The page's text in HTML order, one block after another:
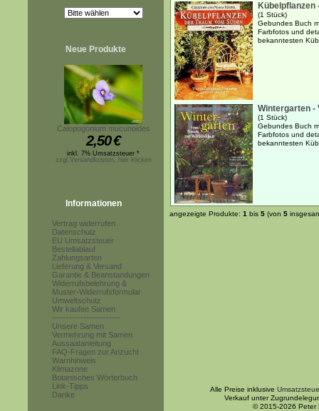
Neue Produkte
Calopogonium mucunoides
2,50€
inkl. 7% Umsatzsteuer *
zzgl.Versandkosten, hier klicken
Informationen
Vertrag widerrufen
Datenschutz
EU Umsatzsteuer
Bestellablauf
Zahlungsarten
Lieferung & Versand
Garantie & Beanstandungen
Widerrufsbelehrung &
Muster-Widerrufsformular
Umweltschutz
Wir kaufen Samen
------------------------
Unsere Samen
Vermehrung mit Samen
Aussaatanleitung
FAQ-Fragen zur Anzucht
Warnhinweis
Klimazone
Botanisches Wörterbuch
Link-Tipps
Danke
Kübelpflanzen
(1 Stück)
Gebundes Buch
Farbfotos und
bekanntesten
Wintergarten -
(1 Stück)
Gebundes Buch
Farbfotos und
bekanntesten
angezeigte Produkte: 1 bis 5 (von 5
Alle Preise inklusive
Verkauf unter
© 2015-2026 Peter